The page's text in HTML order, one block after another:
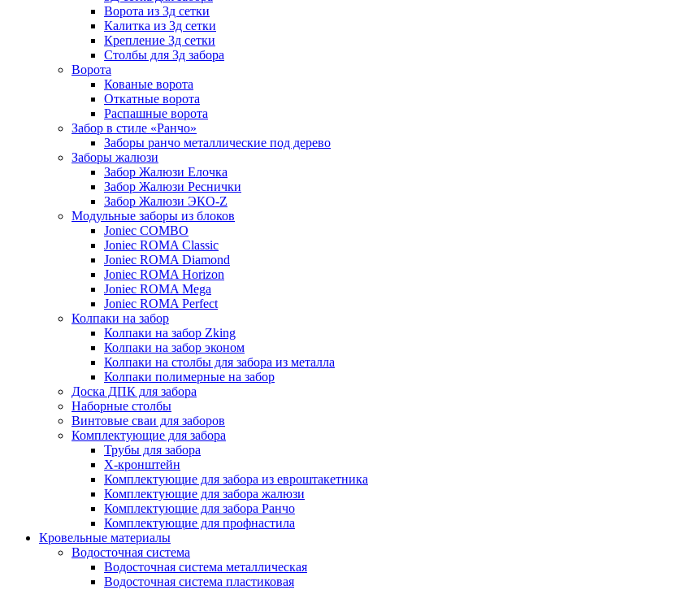
Ворота из 3д сетки
Калитка из 3д сетки
Крепление 3д сетки
Столбы для 3д забора
Ворота
Кованые ворота
Откатные ворота
Распашные ворота
Забор в стиле «Ранчо»
Заборы ранчо металлические под дерево
Заборы жалюзи
Забор Жалюзи Елочка
Забор Жалюзи Реснички
Забор Жалюзи ЭКО-Z
Модульные заборы из блоков
Joniec COMBO
Joniec ROMA Classic
Joniec ROMA Diamond
Joniec ROMA Horizon
Joniec ROMA Mega
Joniec ROMA Perfect
Колпаки на забор
Колпаки на забор Zking
Колпаки на забор эконом
Колпаки на столбы для забора из металла
Колпаки полимерные на забор
Доска ДПК для забора
Наборные столбы
Винтовые сваи для заборов
Комплектующие для забора
Трубы для забора
Х-кронштейн
Комплектующие для забора из евроштакетника
Комплектующие для забора жалюзи
Комплектующие для забора Ранчо
Комплектующие для профнастила
Кровельные материалы
Водосточная система
Водосточная система металлическая
Водосточная система пластиковая